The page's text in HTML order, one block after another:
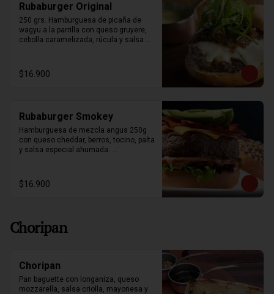
Rubaburger Original
250 grs. Hamburguesa de picaña de
wagyu a la parrilla con queso gruyere,
cebolla caramelizada, rúcula y salsa
$16.900
Rubaburger Smokey
Hamburguesa de mezcla angus 250g
con queso cheddar, berros, tocino, palta
y salsa especial ahumada.
$16.900
Choripan
Choripan
Pan baguette con longaniza, queso
mozzarella, salsa criolla, mayonesa y